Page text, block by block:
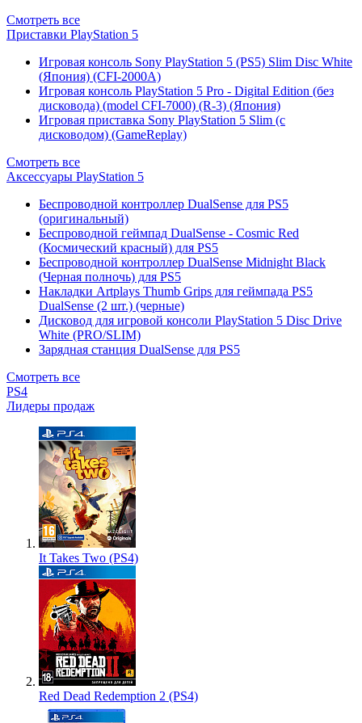
Смотреть все
Приставки PlayStation 5
Игровая консоль Sony PlayStation 5 (PS5) Slim Disc White
(Япония) (CFI-2000A)
Игровая консоль PlayStation 5 Pro - Digital Edition (без
дисковода) (model CFI-7000) (R-3) (Япония)
Игровая приставка Sony PlayStation 5 Slim (с
дисководом) (GameReplay)
Смотреть все
Аксессуары PlayStation 5
Беспроводной контроллер DualSense для PS5
(оригинальный)
Беспроводной геймпад DualSense - Cosmic Red
(Космический красный) для PS5
Беспроводной контроллер DualSense Midnight Black
(Черная полночь) для PS5
Накладки Artplays Thumb Grips для геймпада PS5
DualSense (2 шт.) (черные)
Дисковод для игровой консоли PlayStation 5 Disc Drive
White (PRO/SLIM)
Зарядная станция DualSense для PS5
Смотреть все
PS4
Лидеры продаж
It Takes Two (PS4)
Red Dead Redemption 2 (PS4)